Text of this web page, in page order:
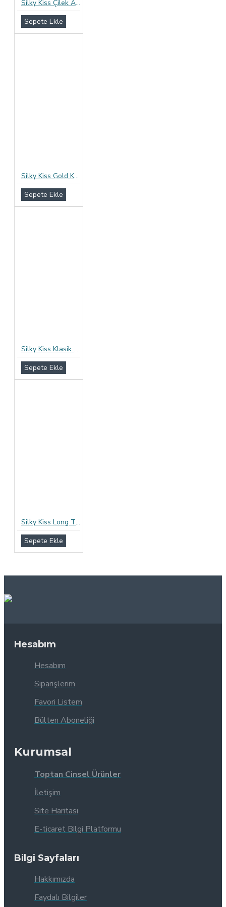
Silky Kiss Çilek Aromalı Prezervatif 12li Paket
Sepete Ekle
Silky Kiss Gold Kayganlaştırıcılı Prezervatif
Sepete Ekle
Silky Kiss Klasik Prezervatif 12li Paket
Sepete Ekle
Silky Kiss Long Time Prezervatif 12li Paket
Sepete Ekle
Hesabım
Hesabım
Siparişlerim
Favori Listem
Bülten Aboneliği
Kurumsal
Toptan Cinsel Ürünler
İletişim
Site Haritası
E-ticaret Bilgi Platformu
Bilgi Sayfaları
Hakkımızda
Faydalı Bilgiler